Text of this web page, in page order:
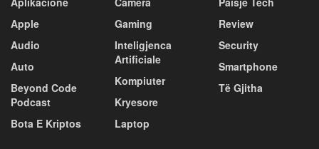
Apple
Audio
Auto
Beyond Code
Podcast
Bota E Kriptos
Gaming
Inteligjenca
Artificiale
Kompiuter
Kryesore
Laptop
Review
Security
Smartphone
Të Gjitha